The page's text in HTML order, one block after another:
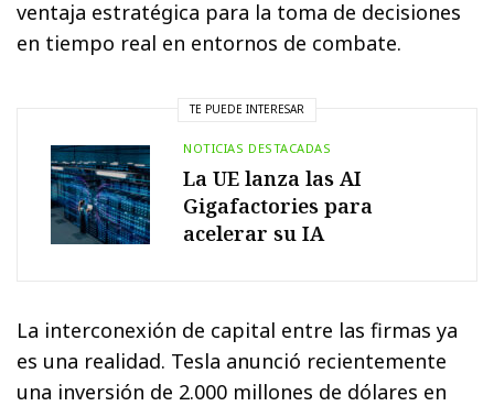
ventaja estratégica para la toma de decisiones
en tiempo real en entornos de combate.
TE PUEDE INTERESAR
NOTICIAS DESTACADAS
La UE lanza las AI
Gigafactories para
acelerar su IA
La interconexión de capital entre las firmas ya
es una realidad. Tesla anunció recientemente
una inversión de 2.000 millones de dólares en